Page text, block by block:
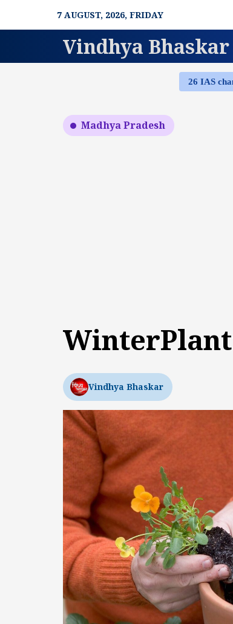
7 AUGUST, 2026, FRIDAY
Vindhya Bhaskar
26 IAS
Madhya Pradesh
WinterPlant:
Vindhya Bhaskar